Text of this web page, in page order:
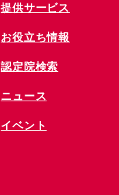
提供サービス
お役立ち情報
​認定院検索
ニュース
​イベント